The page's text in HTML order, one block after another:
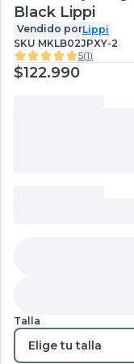
Black Lippi
Vendido porLippi
SKU MKLB02JPXY-2
5(1)
$122.990
Talla